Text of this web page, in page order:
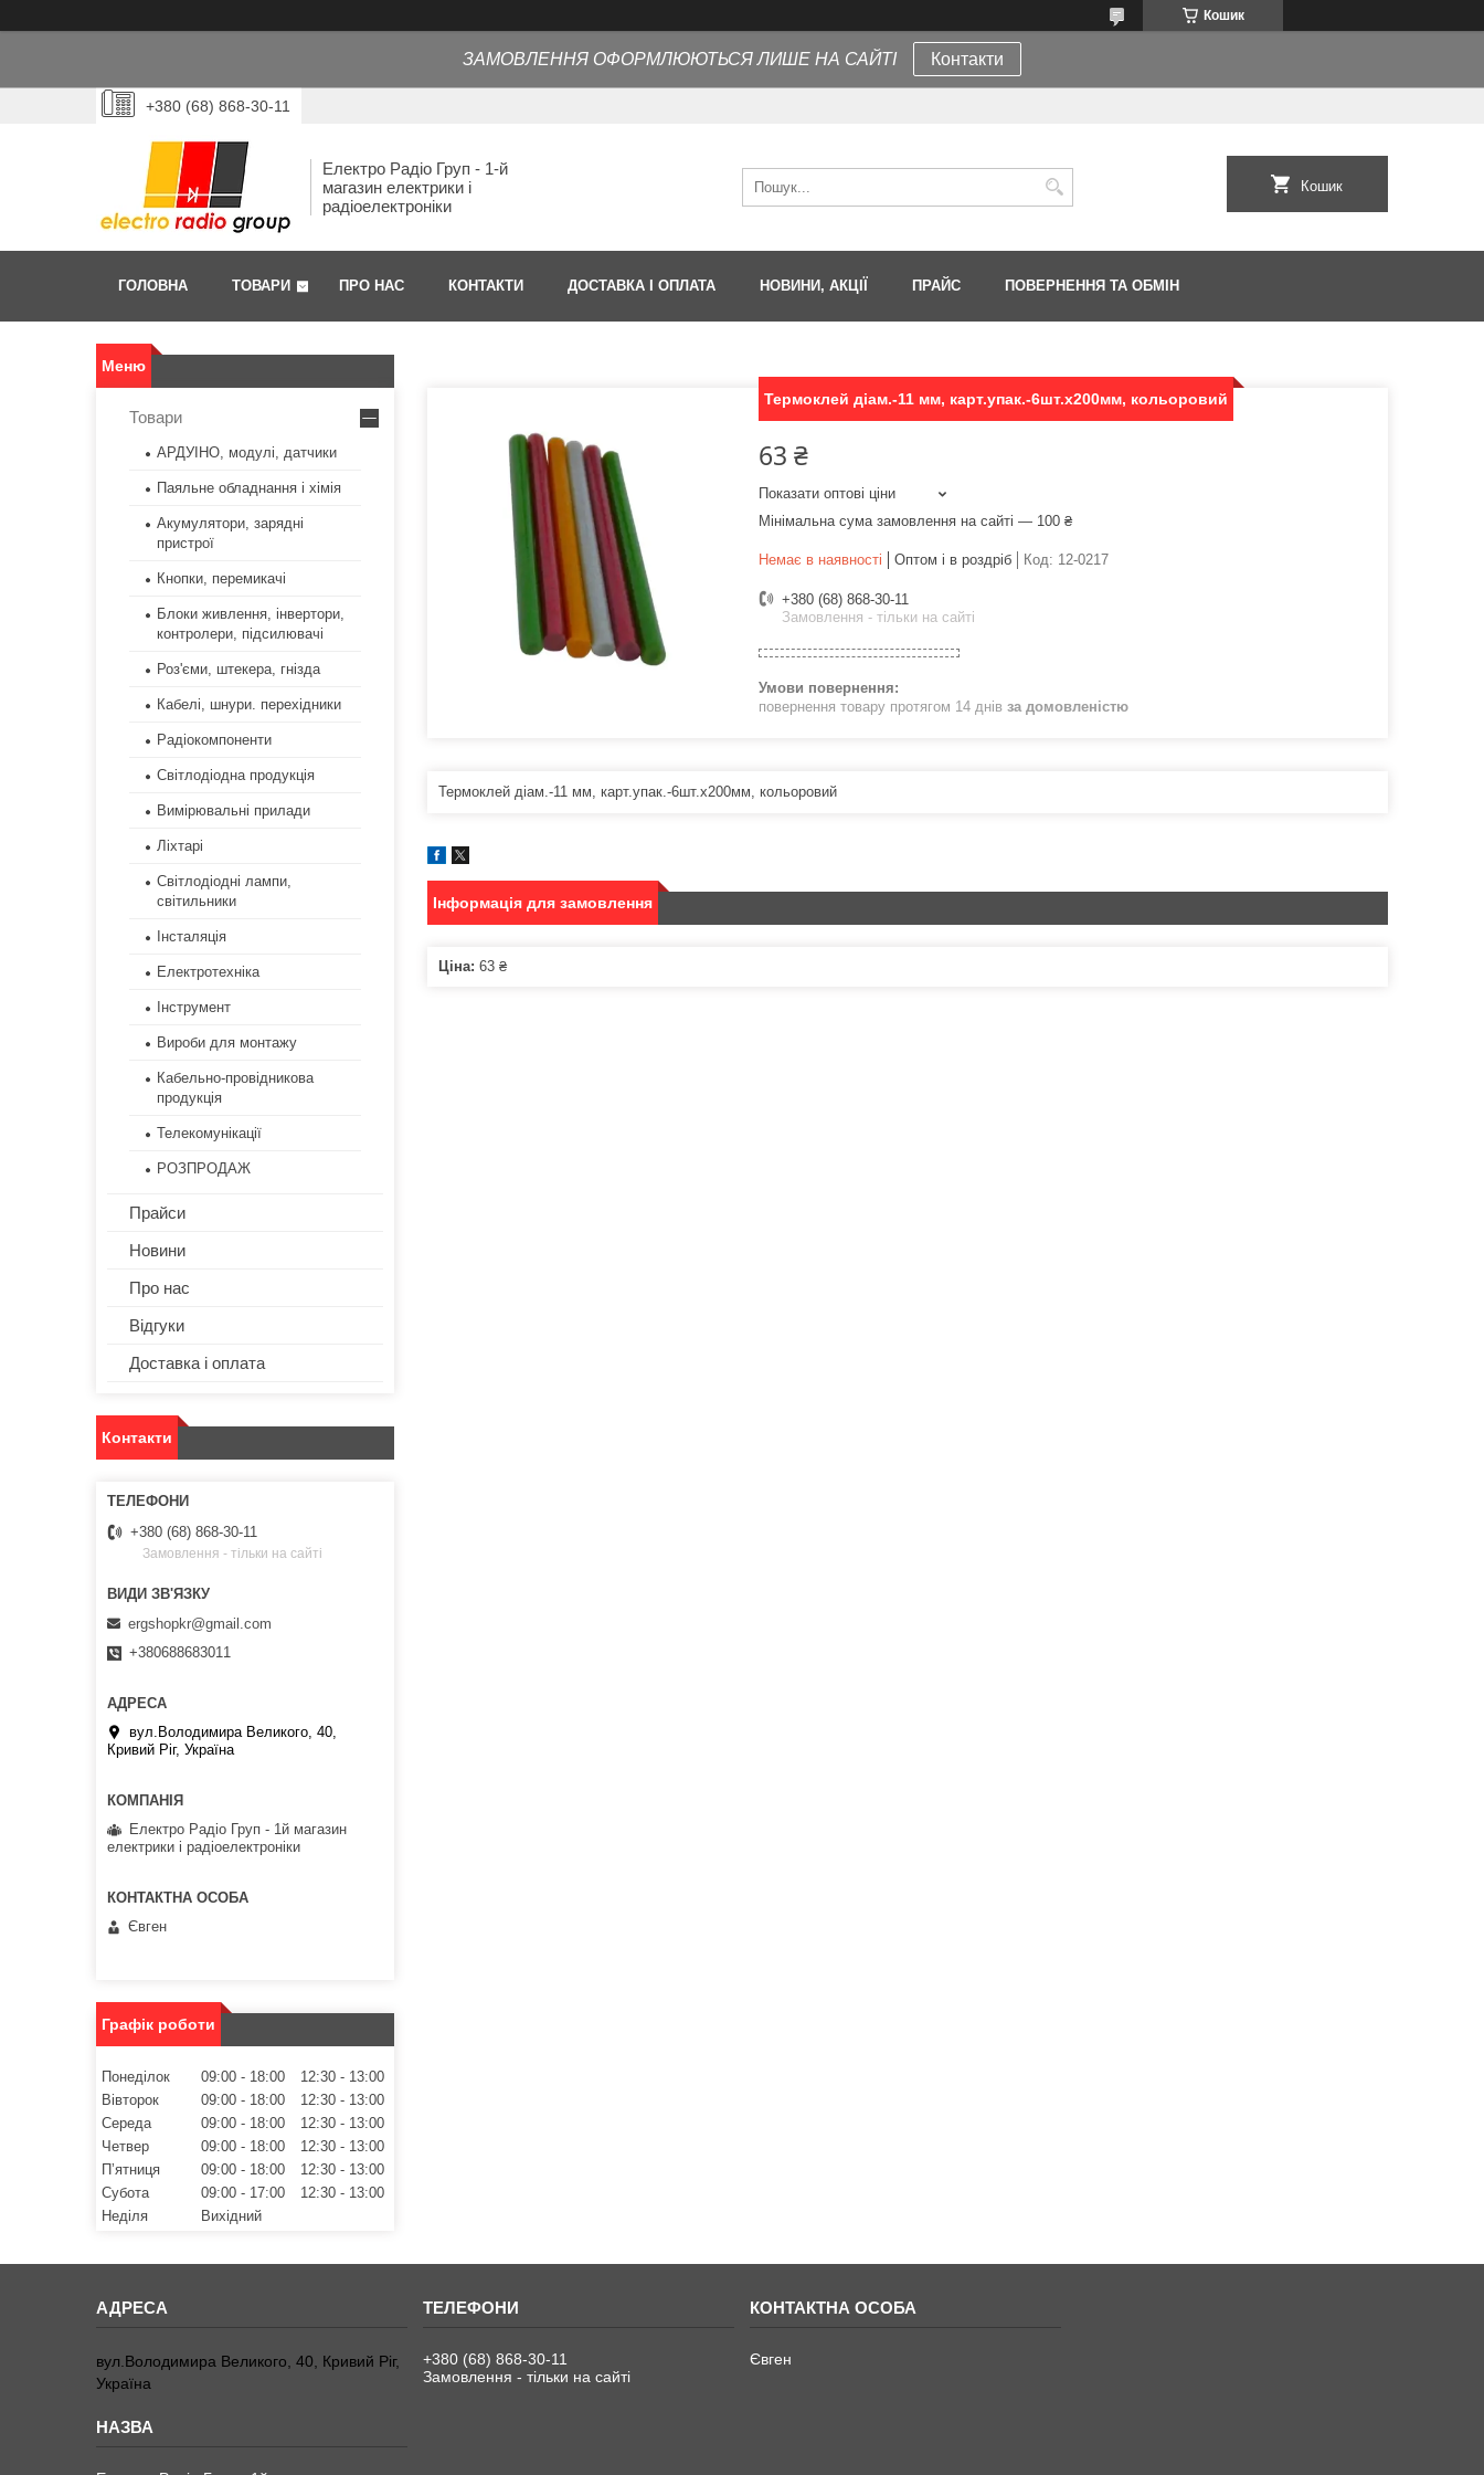
Кошик
ЗАМОВЛЕННЯ ОФОРМЛЮЮТЬСЯ ЛИШЕ НА САЙТІ Контакти
+380 (68) 868-30-11
Електро Радіо Груп - 1-й
магазин електрики і
радіоелектроніки
Кошик
ГОЛОВНА ТОВАРИ ПРО НАС КОНТАКТИ ДОСТАВКА І ОПЛАТА НОВИНИ, АКЦІЇ ПРАЙС ПОВЕРНЕННЯ ТА ОБМІН
Термоклей діам.-11 мм, карт.упак.-6шт.х200мм, кольоровий
63 ₴
Показати оптові ціни
Мінімальна сума замовлення на сайті — 100 ₴
Немає в наявності Оптом і в роздріб Код: 12-0217
+380 (68) 868-30-11
Замовлення - тільки на сайті
повернення товару протягом 14 днів за домовленістю
Термоклей діам.-11 мм, карт.упак.-6шт.х200мм, кольоровий
Інформація для замовлення
Ціна: 63 ₴
Товари
АРДУІНО, модулі, датчики
Паяльне обладнання і хімія
Акумулятори, зарядні
пристрої
Кнопки, перемикачі
Блоки живлення, інвертори,
контролери, підсилювачі
Роз'єми, штекера, гнізда
Кабелі, шнури. перехідники
Радіокомпоненти
Світлодіодна продукція
Вимірювальні прилади
Ліхтарі
Світлодіодні лампи,
світильники
Інсталяція
Електротехніка
Інструмент
Вироби для монтажу
Кабельно-провідникова
продукція
Телекомунікації
РОЗПРОДАЖ
Прайси
Новини
Про нас
Відгуки
Доставка і оплата
Контакти
+380 (68) 868-30-11
Замовлення - тільки на сайті
ergshopkr@gmail.com
+380688683011
вул.Володимира Великого, 40,
Кривий Ріг, Україна
Електро Радіо Груп - 1й магазин
електрики і радіоелектроніки
Євген
Графік роботи
Понеділок 09:00 18:00 12:30
13:00
Вівторок
09:00 18:00 12:30
13:00
Середа
09:00 18:00 12:30
13:00
Четвер
09:00 18:00 12:30
13:00
Пʼятниця
09:00 18:00 12:30
13:00
Субота
09:00 17:00 12:30
13:00
Неділя
Вихідний
вул.Володимира Великого, 40, Кривий Ріг,
Україна
+380 (68) 868-30-11
Замовлення - тільки на сайті
Євген